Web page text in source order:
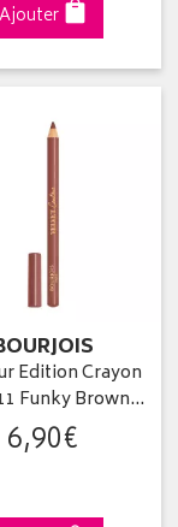
Ajouter
Edition Crayon
Funky Brown…
6,90€